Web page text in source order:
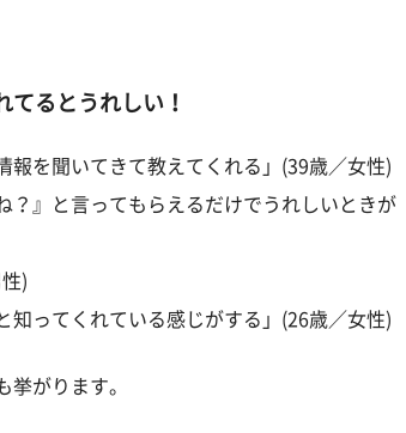
てるとうれしい！
報を聞いてきて教えてくれる」(39歳／女性)
？』と言ってもらえるだけでうれしいときが
)
知ってくれている感じがする」(26歳／女性)
挙がります。